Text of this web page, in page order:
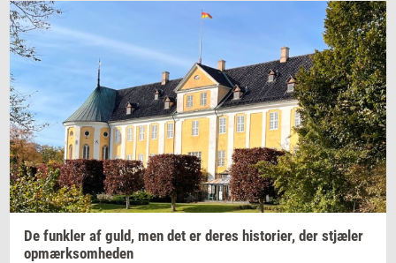
De funk­ler af guld, men det er deres hi­sto­ri­er, der stjæ­ler
op­mærk­som­he­den